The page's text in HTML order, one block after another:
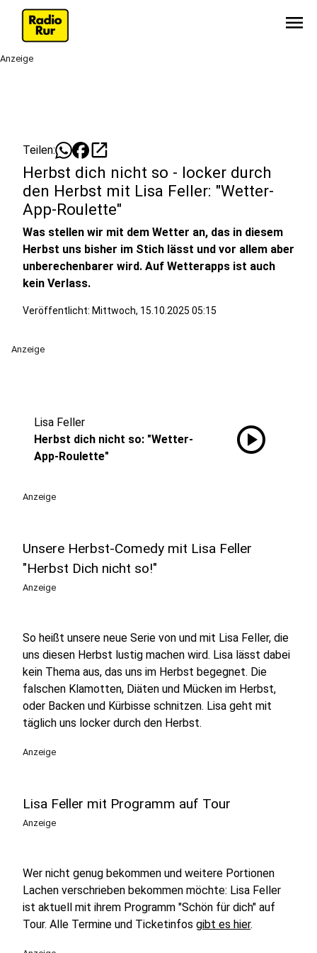
menu
Anzeige
Teilen: open_in_new
Herbst dich nicht so - locker durch
den Herbst mit Lisa Feller: "Wetter-
App-Roulette"
Was stellen wir mit dem Wetter an, das in diesem
Herbst uns bisher im Stich lässt und vor allem aber
unberechenbarer wird. Auf Wetterapps ist auch
kein Verlass.
Veröffentlicht: Mittwoch, 15.10.2025 05:15
Anzeige
Lisa Feller
Herbst dich nicht so: "Wetter-
App-Roulette"
play_circle
Anzeige
Unsere Herbst-Comedy mit Lisa Feller
"Herbst Dich nicht so!"
Anzeige
So heißt unsere neue Serie von und mit Lisa Feller, die
uns diesen Herbst lustig machen wird. Lisa lässt dabei
kein Thema aus, das uns im Herbst begegnet. Die
falschen Klamotten, Diäten und Mücken im Herbst,
oder Backen und Kürbisse schnitzen. Lisa geht mit
täglich uns locker durch den Herbst.
Anzeige
Lisa Feller mit Programm auf Tour
Anzeige
Wer nicht genug bekommen und weitere Portionen
Lachen verschrieben bekommen möchte: Lisa Feller
ist aktuell mit ihrem Programm "Schön für dich" auf
Tour. Alle Termine und Ticketinfos gibt es hier.